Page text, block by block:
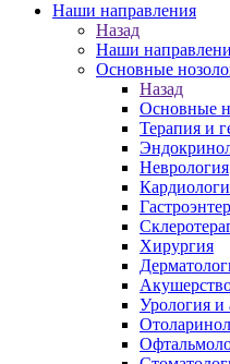
Наши направления
Назад
Наши
Основные
Назад
Основные
Терапия и
Неврология
Хирургия
Урология и